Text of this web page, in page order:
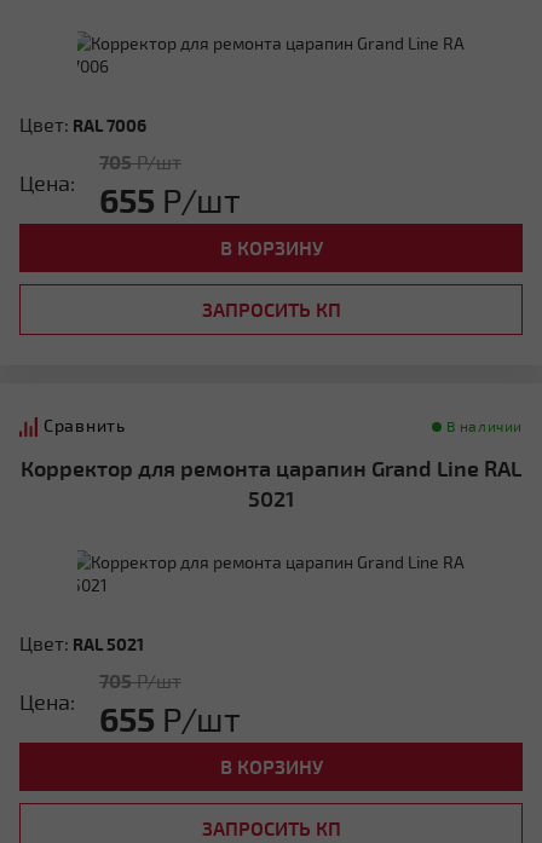
Цвет: RAL 7006
Цена:
705Р/шт
655 Р/шт
В КОРЗИНУ
ЗАПРОСИТЬ КП
Сравнить В наличии
Корректор для ремонта царапин Grand Line RAL
5021
Цвет: RAL 5021
Цена:
705Р/шт
655 Р/шт
В КОРЗИНУ
ЗАПРОСИТЬ КП